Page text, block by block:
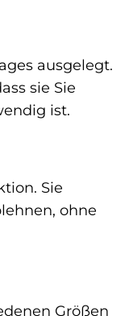
ausgelegt.
sie Sie
ist.
Sie
ohne
Größen